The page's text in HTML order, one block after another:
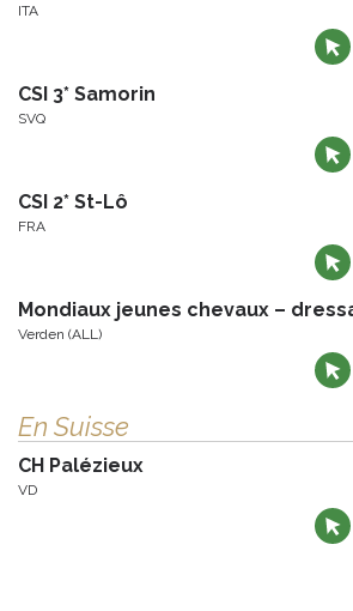
ITA
CSI 3* Samorin
SVQ
CSI 2* St-Lô
FRA
Mondiaux jeunes chevaux –
Verden (ALL)
En Suisse
CH Palézieux
VD